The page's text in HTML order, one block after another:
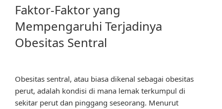
Faktor-Faktor yang
Mempengaruhi Terjadinya
Obesitas Sentral
Obesitas sentral, atau biasa dikenal sebagai obesitas
perut, adalah kondisi di mana lemak terkumpul di
sekitar perut dan pinggang seseorang. Menurut